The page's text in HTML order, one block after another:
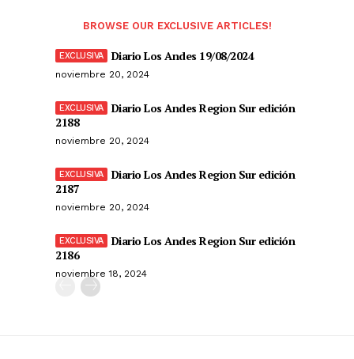
BROWSE OUR EXCLUSIVE ARTICLES!
Diario Los Andes 19/08/2024
noviembre 20, 2024
Diario Los Andes Region Sur edición
2188
noviembre 20, 2024
Diario Los Andes Region Sur edición
2187
noviembre 20, 2024
Diario Los Andes Region Sur edición
2186
noviembre 18, 2024